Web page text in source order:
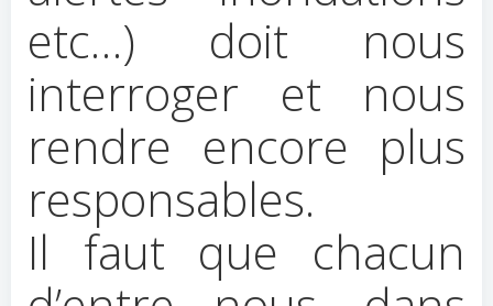
etc…) doit nous
interroger et nous
rendre encore plus
responsables.
Il faut que chacun